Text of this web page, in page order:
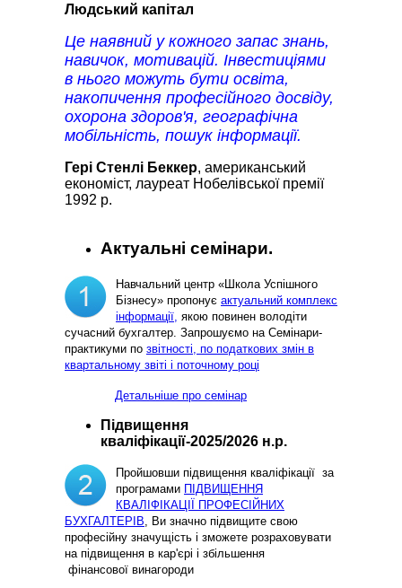
Людський капітал
Це наявний у кожного запас знань,
навичок, мотивацій. Інвестиціями
в нього можуть бути освіта,
накопичення професійного досвіду,
охорона здоров'я, географічна
мобільність, пошук інформації.
Гері Стенлі Беккер, американський
економіст, лауреат Нобелівської премії
1992 р.
Актуальні семінари.
Навчальний центр «Школа Успішного
Бізнесу» пропонує актуальний комплекс
інформації, якою повинен володіти
сучасний бухгалтер. Запрошуємо на Семінари-
практикуми по звітності, по податкових змін в
квартальному звіті і поточному році
Детальніше про семінар
Підвищення
кваліфікації-2025/2026 н.р.
Пройшовши підвищення кваліфікації за
програмами ПІДВИЩЕННЯ
КВАЛІФІКАЦІЇ ПРОФЕСІЙНИХ
БУХГАЛТЕРІВ , Ви значно підвищите свою
професійну значущість і зможете розраховувати
на підвищення в кар'єрі і збільшення
фінансової винагороди